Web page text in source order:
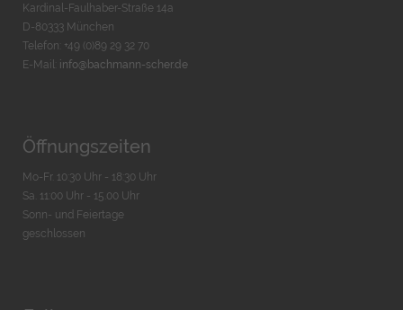
Kardinal-Faulhaber-Straße 14a
D-80333 München
Telefon: +49 (0)89 29 32 70
E-Mail: info@bachmann-scher.de
Öffnungszeiten
Mo-Fr. 10:30 Uhr - 18:30 Uhr
Sa. 11:00 Uhr - 15.00 Uhr
Sonn- und Feiertage
geschlossen